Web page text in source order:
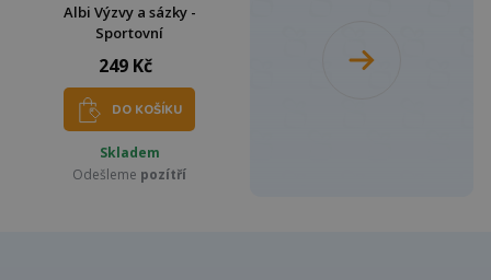
Albi Výzvy a sázky -
Sportovní
249 Kč
DO KOŠÍKU
Skladem
Odešleme pozítří